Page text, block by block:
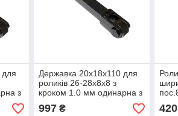
з
Державка 20х18х110 для
роликів 26-28х8х8 з
кроком 1.0 мм одинарна з
роликом сітка
997₴ 420